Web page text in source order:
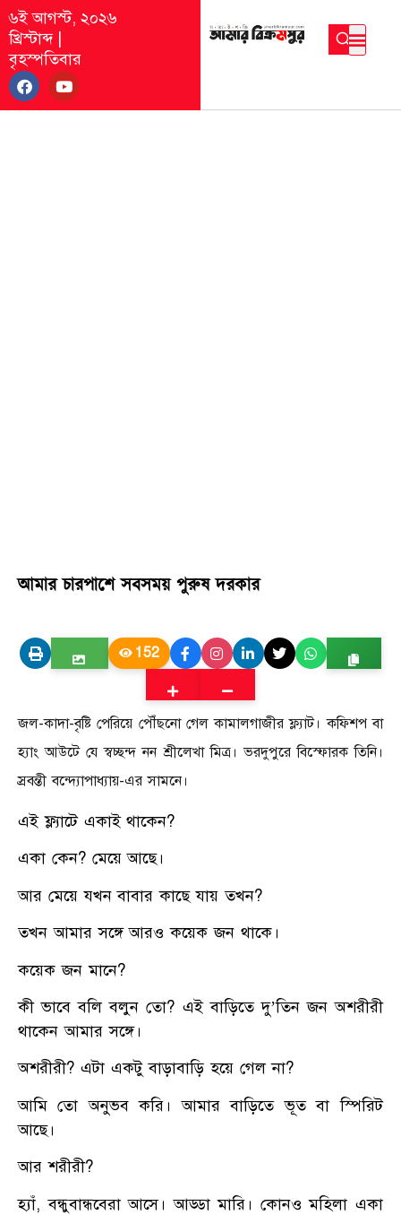
৬ই আগস্ট, ২০২৬
খ্রিস্টাব্দ|
বৃহস্পতিবার
আমার চারপাশে সবসময় পুরুষ দরকার
152
জল-কাদা-বৃষ্টি পেরিয়ে পৌঁছনো গেল কামালগাজীর ফ্ল্যাট। কফিশপ বা
হ্যাং আউটে যে স্বচ্ছন্দ নন শ্রীলেখা মিত্র। ভরদুপুরে বিস্ফোরক তিনি।
স্রবন্তী বন্দ্যোপাধ্যায়-এর সামনে।
এই ফ্ল্যাটে একাই থাকেন?
একা কেন? মেয়ে আছে।
আর মেয়ে যখন বাবার কাছে যায় তখন?
তখন আমার সঙ্গে আরও কয়েক জন থাকে।
কয়েক জন মানে?
কী ভাবে বলি বলুন তো? এই বাড়িতে দু’তিন জন অশরীরী
থাকেন আমার সঙ্গে।
অশরীরী? এটা একটু বাড়াবাড়ি হয়ে গেল না?
আমি তো অনুভব করি। আমার বাড়িতে ভূত বা স্পিরিট
আছে।
আর শরীরী?
হ্যাঁ, বন্ধুবান্ধবেরা আসে। আড্ডা মারি। কোনও মহিলা একা